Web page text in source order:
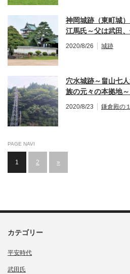
神岡城跡（東町城
江馬氏～父は武田
るも復帰ならず。
2020/8/26 城跡
穴水城跡～畠山七
族の元々の本拠地
2020/8/23 鎌倉殿の
PAGE NAVI
1 2 »
カテゴリー
平安時代
武田氏